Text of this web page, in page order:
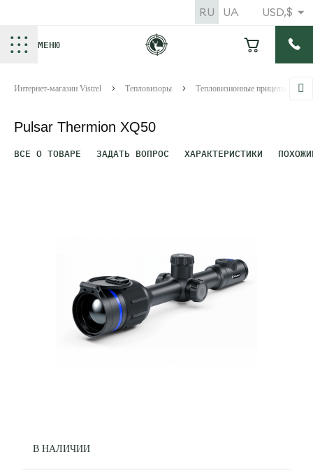
USD,$
RU UA
МЕНЮ
Интернет-магазин Vistrel Тепловизоры Тепловизионные прицелы
Pulsar Thermion XQ50
ВСЕ О ТОВАРЕ ЗАДАТЬ ВОПРОС ХАРАКТЕРИСТИКИ
В НАЛИЧИИ